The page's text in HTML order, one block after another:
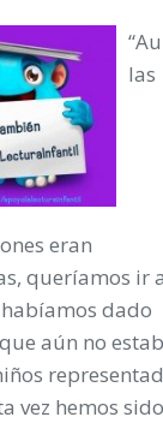
las
eran
queríamos ir a
dado
aún no
vez hemos